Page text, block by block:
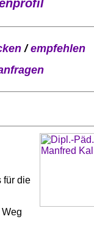
/empfehlen
für die